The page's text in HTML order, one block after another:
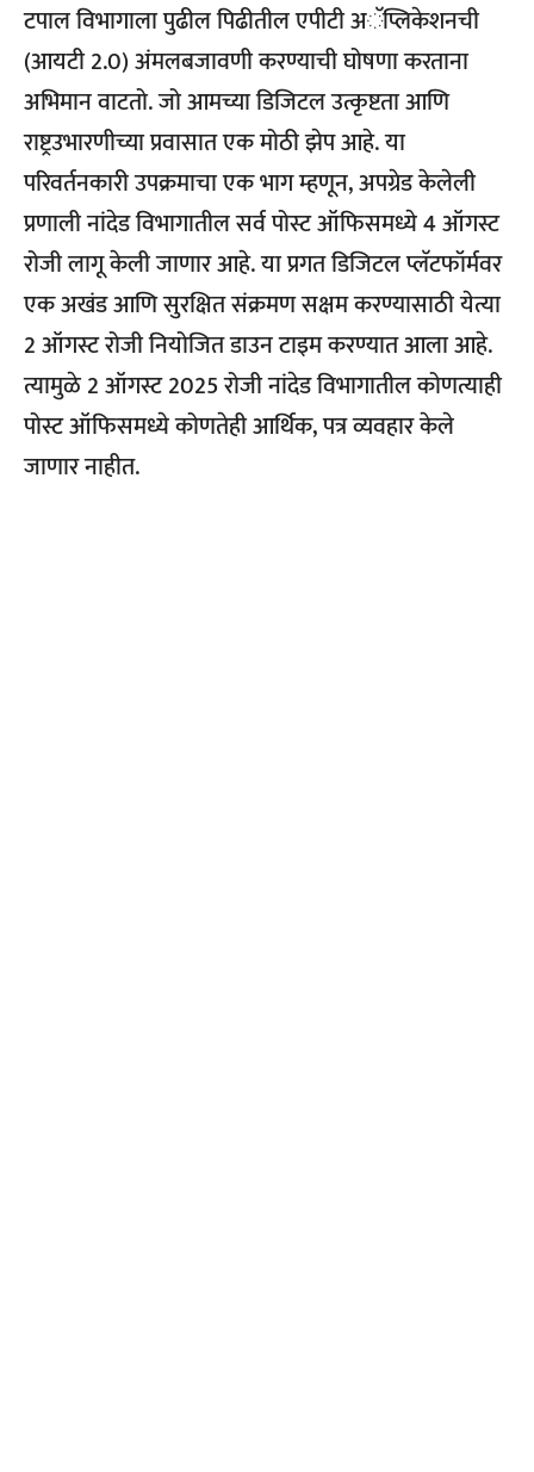
टपाल विभागाला पुढील पिढीतील एपीटी अॅप्लिकेशनची
(आयटी 2.0) अंमलबजावणी करण्याची घोषणा करताना
अभिमान वाटतो. जो आमच्या डिजिटल उत्कृष्टता आणि
राष्ट्रउभारणीच्या प्रवासात एक मोठी झेप आहे. या
परिवर्तनकारी उपक्रमाचा एक भाग म्हणून, अपग्रेड केलेली
प्रणाली नांदेड विभागातील सर्व पोस्ट ऑफिसमध्ये 4 ऑगस्ट
रोजी लागू केली जाणार आहे. या प्रगत डिजिटल प्लॅटफॉर्मवर
एक अखंड आणि सुरक्षित संक्रमण सक्षम करण्यासाठी येत्या
2 ऑगस्ट रोजी नियोजित डाउन टाइम करण्यात आला आहे.
त्यामुळे 2 ऑगस्ट 2025 रोजी नांदेड विभागातील कोणत्याही
पोस्ट ऑफिसमध्ये कोणतेही आर्थिक, पत्र व्यवहार केले
जाणार नाहीत.